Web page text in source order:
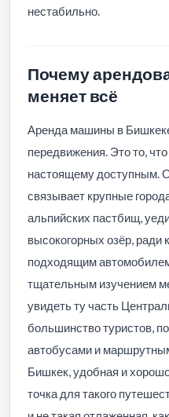
нестабильно.
Почему
меняет всё
Аренда машины в
передвижения. Это то,
настоящему доступным.
связывает крупные
альпийских пастбищ,
высокогорных озёр,
подходящим
тщательным изучением
увидеть ту часть
большинство туристов,
автобусами и
Бишкек, удобная и
точка для такого